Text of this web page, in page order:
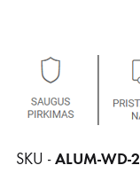
SKU -ALUM-WD-